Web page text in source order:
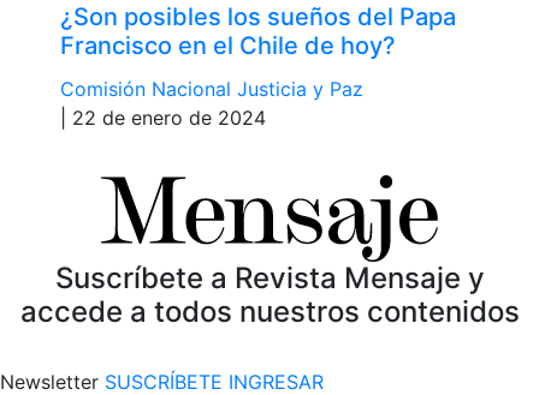
¿Son posibles los sueños del Papa
Francisco en el Chile de hoy?
Comisión Nacional Justicia y Paz
| 22 de enero de 2024
Suscríbete a Revista Mensaje y
accede a todos nuestros contenidos
Newsletter SUSCRÍBETE INGRESAR